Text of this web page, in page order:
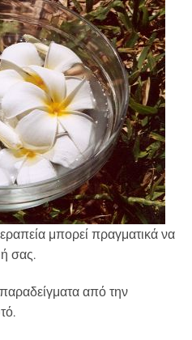
μπορεί πραγματικά να
σας.
από την